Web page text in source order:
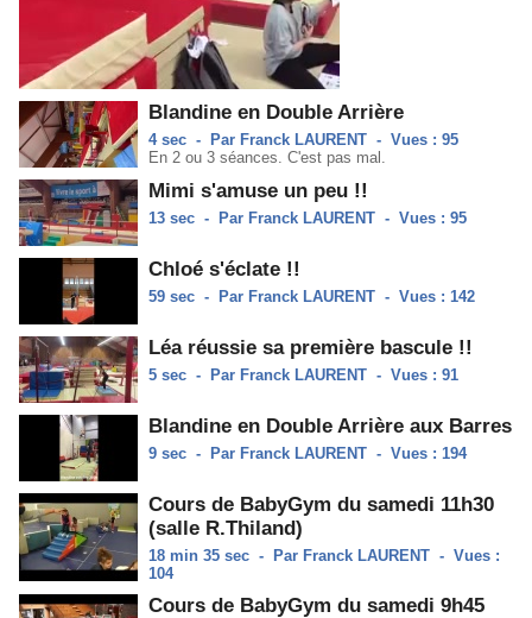
Blandine en Double Arrière
4 sec- Par Franck LAURENT- Vues : 95
En 2 ou 3 séances. C'est pas mal.
Mimi s'amuse un peu !!
13 sec- Par Franck LAURENT- Vues : 95
Chloé s'éclate !!
59 sec- Par Franck LAURENT- Vues : 142
Léa réussie sa première bascule !!
5 sec- Par Franck LAURENT- Vues : 91
Blandine en Double Arrière aux Barres
9 sec- Par Franck LAURENT- Vues : 194
Cours de BabyGym du samedi 11h30
(salle R.Thiland)
18 min 35 sec- Par Franck LAURENT- Vues :
104
Cours de BabyGym du samedi 9h45